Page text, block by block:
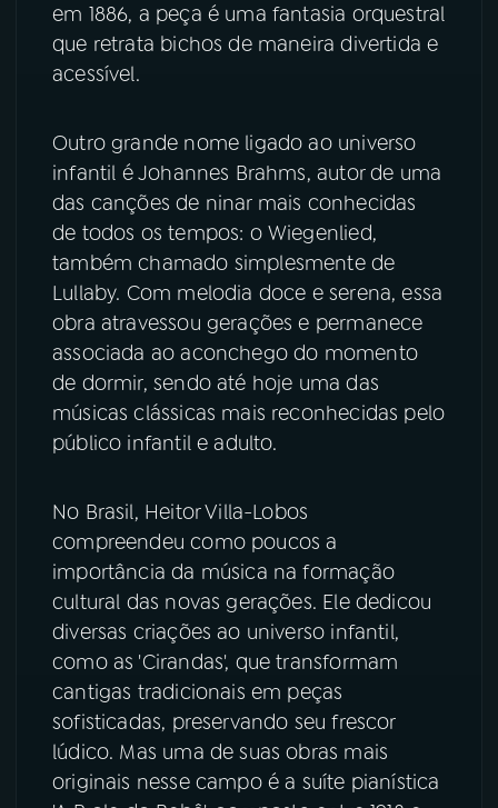
em 1886, a peça é uma fantasia orquestral
que retrata bichos de maneira divertida e
acessível.
Outro grande nome ligado ao universo
infantil é Johannes Brahms, autor de uma
das canções de ninar mais conhecidas
de todos os tempos: o Wiegenlied,
também chamado simplesmente de
Lullaby. Com melodia doce e serena, essa
obra atravessou gerações e permanece
associada ao aconchego do momento
de dormir, sendo até hoje uma das
músicas clássicas mais reconhecidas pelo
público infantil e adulto.
No Brasil, Heitor Villa-Lobos
compreendeu como poucos a
importância da música na formação
cultural das novas gerações. Ele dedicou
diversas criações ao universo infantil,
como as 'Cirandas', que transformam
cantigas tradicionais em peças
sofisticadas, preservando seu frescor
lúdico. Mas uma de suas obras mais
originais nesse campo é a suíte pianística